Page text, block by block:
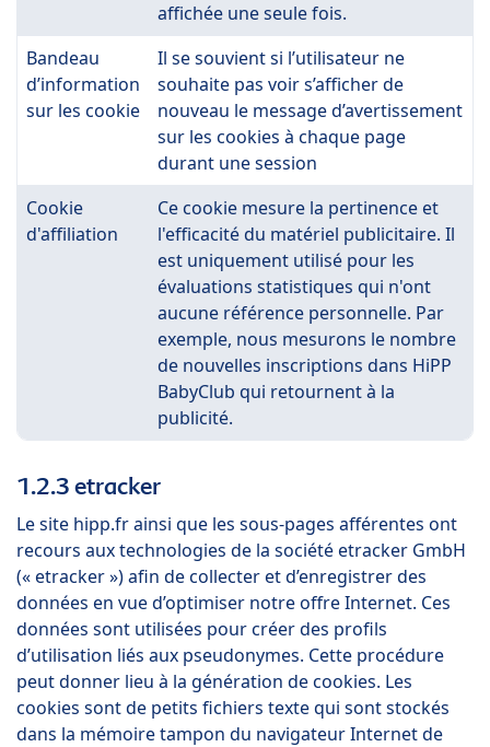
affichée une seule fois.
Bandeau
d’information
sur les cookie
Il se souvient si l’utilisateur ne
souhaite pas voir s’afficher de
nouveau le message d’avertissement
sur les cookies à chaque page
durant une session
Cookie
d'affiliation
Ce cookie mesure la pertinence et
l'efficacité du matériel publicitaire. Il
est uniquement utilisé pour les
évaluations statistiques qui n'ont
aucune référence personnelle. Par
exemple, nous mesurons le nombre
de nouvelles inscriptions dans HiPP
BabyClub qui retournent à la
publicité.
1.2.3 etracker
Le site hipp.fr ainsi que les sous-pages afférentes ont
recours aux technologies de la société etracker GmbH
(« etracker ») afin de collecter et d’enregistrer des
données en vue d’optimiser notre offre Internet. Ces
données sont utilisées pour créer des profils
d’utilisation liés aux pseudonymes. Cette procédure
peut donner lieu à la génération de cookies. Les
cookies sont de petits fichiers texte qui sont stockés
dans la mémoire tampon du navigateur Internet de